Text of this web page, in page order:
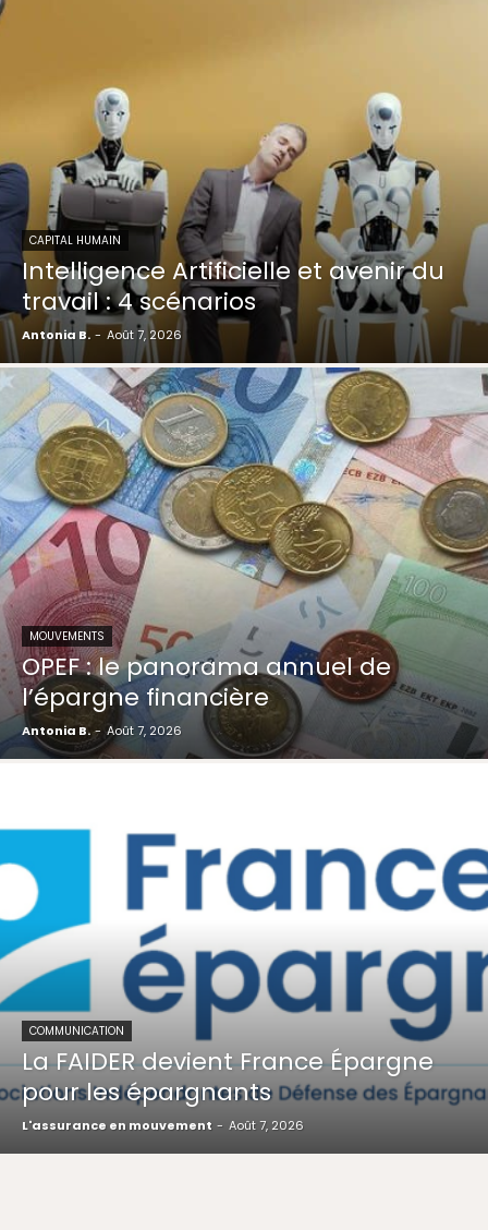
CAPITAL HUMAIN
Intelligence Artificielle et avenir du
travail : 4 scénarios
Antonia B. - Août 7, 2026
MOUVEMENTS
OPEF : le panorama annuel de
l’épargne financière
Antonia B. - Août 7, 2026
COMMUNICATION
La FAIDER devient France Épargne
pour les épargnants
L'assurance en mouvement - Août 7, 2026